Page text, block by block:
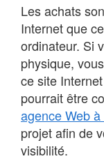
Les achats
Internet que
ordinateur. Si
physique,
ce site
pourrait être
agence Web
projet afin de
visibilité.